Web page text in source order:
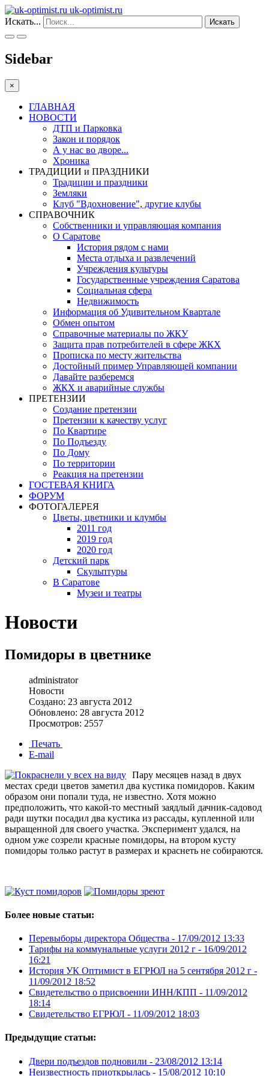
uk-optimist.ru
Искать...
Искать
Sidebar
×
ГЛАВНАЯ
НОВОСТИ
ДТП и Парковка
Закон и порядок
А у нас во дворе...
Хроника
ТРАДИЦИИ и ПРАЗДНИКИ
Традиции и праздники
Земляки
Клуб "Вдохновение", другие клубы
СПРАВОЧНИК
Собственники и управляющая компания
О Саратове
История рядом с нами
Места отдыха и развлечений
Учреждения культуры
Государственные учреждения Саратова
Социальная сфера
Недвижимость
Информация об Удивительном Квартале
Обмен опытом
Справочные материалы по ЖКУ
Защита прав потребителей в сфере ЖКХ
Прописка по месту жительства
Достойный пример Управляющей компании
Давайте разберемся
ЖКХ и аварийные службы
ПРЕТЕНЗИИ
Создание претензии
Претензии к качеству услуг
По Квартире
По Подъезду
По Дому
По территории
Реакция на претензии
ГОСТЕВАЯ КНИГА
ФОРУМ
ФОТОГАЛЕРЕЯ
Цветы, цветники и клумбы
2011 год
2019 год
2020 год
Детский парк
Скульптуры
В Саратове
Музеи и театры
Новости
Помидоры в цветнике
administrator
Новости
Создано: 23 августа 2012
Обновлено: 28 августа 2012
Просмотров: 2557
Печать
E-mail
Пару месяцев назад в двух
местах среди цветов заметил два кустика помидоров. Каким
образом они попали туда, не известно. Хотя можно
предположить, что какой-то местный заядлый дачник-садовод
ради шутки посадил два кустика из рассады, купленной или
выращенной для своего участка. Эксперимент удался, на
одном уже созрели красные помидоры, на втором кусту
помидоры только растут в размерах и краснеть не собираются.
Более новые статьи:
Перевыборы директора Общества - 17/09/2012 13:33
Тарифы на коммунальные услуги 2012 г - 16/09/2012
16:21
История УК Оптимист в ЕГРЮЛ на 5 сентября 2012 г -
11/09/2012 18:52
Свидетельство о присвоении ИНН/КПП - 11/09/2012
18:14
Свидетельство ЕГРЮЛ - 11/09/2012 18:03
Предыдущие статьи:
Двери подъездов подновили - 23/08/2012 13:14
Неизвестность приоткрылась - 15/08/2012 10:10